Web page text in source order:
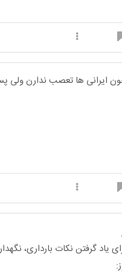
ایرانی ها تعصب ندارن ولی
یاد گرفتن نکات بارداری،